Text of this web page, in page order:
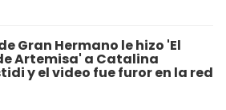
Gran Hermano le hizo 'El
Artemisa' a Catalina
y el video fue furor en la red